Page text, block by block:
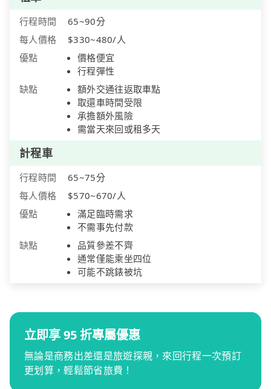
行程時間
65~90分
每人價格
$330~480/人
優點
價格便宜
行程彈性
缺點
額外交通往返取車點
取還車時間受限
承擔額外風險
需當天來回或租多天
計程車
行程時間
65~75分
每人價格
$570~670/人
優點
滿足臨時需求
不需事先付款
缺點
品質參差不齊
通常僅能乘坐四位
可能不跳錶被坑
立即享 95 折專屬優惠
無論是商務出差還是旅遊探親，來回行程一次預訂
更划算，輕鬆節省旅費！